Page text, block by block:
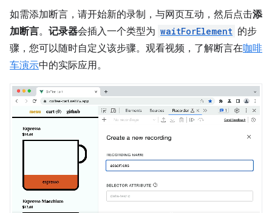
如需添加断言，请开始新的录制，与网页互动，然后点击添
加断言。 记录器会插入一个类型为 waitForElement 的步
骤，您可以随时自定义该步骤。观看视频，了解断言在咖啡
车演示中的实际应用。